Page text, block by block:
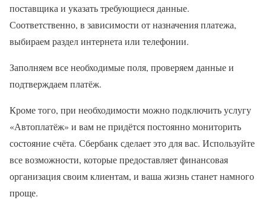
поставщика и указать требующиеся данные.
Соответственно, в зависимости от назначения платежа,
выбираем раздел интернета или телефонии.
Заполняем все необходимые поля, проверяем данные и
подтверждаем платёж.
Кроме того, при необходимости можно подключить услугу
«Автоплатёж» и вам не придётся постоянно мониторить
состояние счёта. Сбербанк сделает это для вас. Используйте
все возможности, которые предоставляет финансовая
организация своим клиентам, и ваша жизнь станет намного
проще.